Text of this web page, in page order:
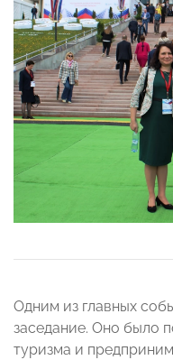
Одним из главных
заседание. Оно было
туризма и